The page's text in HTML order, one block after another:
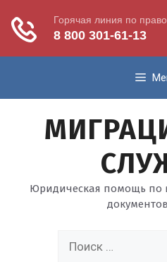
содержимому
Юридическая помощь по